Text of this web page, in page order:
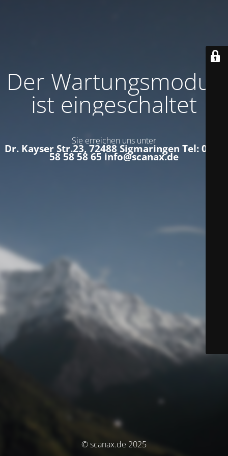
Der Wartungsmodus
ist eingeschaltet
Sie erreichen uns unter
Dr. Kayser Str.23, 72488 Sigmaringen Tel: 0152
58 58 58 65 info@scanax.de
© scanax.de 2025